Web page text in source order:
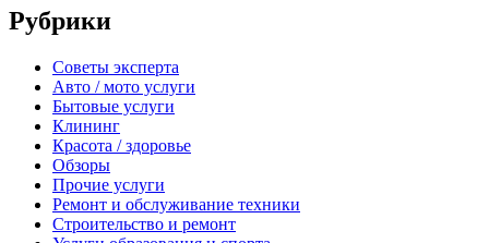
Рубрики
Советы эксперта
Авто / мото услуги
Бытовые услуги
Клининг
Красота / здоровье
Обзоры
Прочие услуги
Ремонт и обслуживание техники
Строительство и ремонт